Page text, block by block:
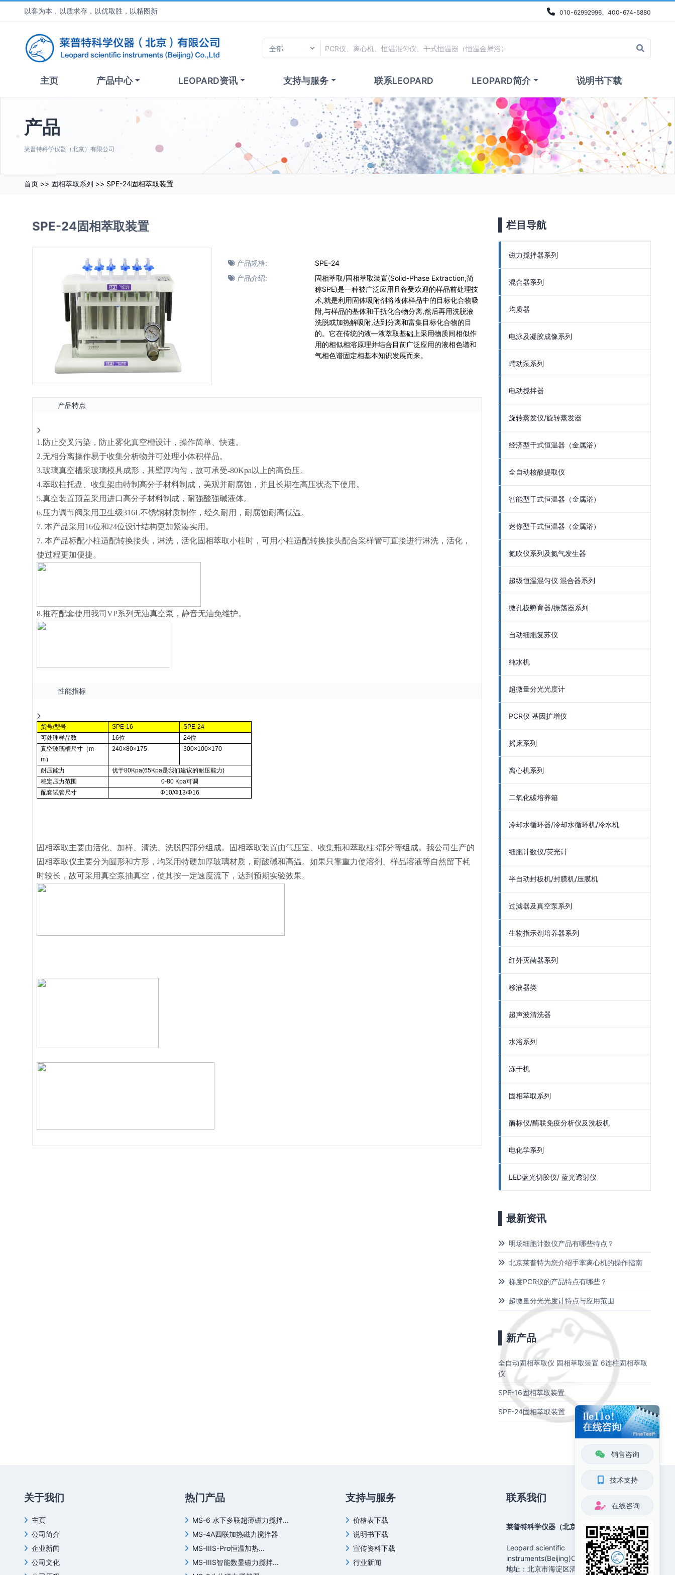
销售咨询
技术支持
在线咨询
以客为本，以质求存，以优取胜，以精图新 010-62992996、400-674-5880
主页 产品中心 LEOPARD资讯 支持与服务 联系LEOPARD LEOPARD简介 说明书下载
产品
莱普特科学仪器（北京）有限公司
首页 >> 固相萃取系列 >> SPE-24固相萃取装置
SPE-24固相萃取装置
产品规格:
SPE-24
产品介绍:
固相萃取/固相萃取装置(Solid-Phase Extraction,简
称SPE)是一种被广泛应用且备受欢迎的样品前处理技
术,就是利用固体吸附剂将液体样品中的目标化合物吸
附,与样品的基体和干扰化合物分离,然后再用洗脱液
洗脱或加热解吸附,达到分离和富集目标化合物的目
的。它在传统的液—液萃取基础上采用物质间相似作
用的相似相溶原理并结合目前广泛应用的液相色谱和
气相色谱固定相基本知识发展而来。
产品特点
1.防止交叉污染，防止雾化真空槽设计，操作简单、快速。
2.无相分离操作易于收集分析物并可处理小体积样品。
3.玻璃真空槽采玻璃模具成形，其壁厚均匀，故可承受-80Kpa以上的高负压。
4.萃取柱托盘、收集架由特制高分子材料制成，美观并耐腐蚀，并且长期在高压状态下使用。
5.真空装置顶盖采用进口高分子材料制成，耐强酸强碱液体。
6.压力调节阀采用卫生级316L不锈钢材质制作，经久耐用，耐腐蚀耐高低温。
7. 本产品采用16位和24位设计结构更加紧凑实用。
7. 本产品标配小柱适配转换接头，淋洗，活化固相萃取小柱时，可用小柱适配转换接头配合采样管可直接进行淋洗，活化，
使过程更加便捷。
8.推荐配套使用我司VP系列无油真空泵，静音无油免维护。
性能指标
货号/型号 SPE-16
SPE-24
可处理样品数
16位 24位
真空玻璃槽尺寸（m
m）
240×80×175 300×100×170
耐压能力 优于80Kpa(65Kpa是我们建议的耐压能力)
稳定压力范围
0-80 Kpa可调
配套试管尺寸
Φ10/Φ13/Φ16
固相萃取主要由活化、加样、清洗、洗脱四部分组成。固相萃取装置由气压室、收集瓶和萃取柱3部分等组成。我公司生产的
固相萃取仪主要分为圆形和方形，均采用特硬加厚玻璃材质，耐酸碱和高温。如果只靠重力使溶剂、样品溶液等自然留下耗
时较长，故可采用真空泵抽真空，使其按一定速度流下，达到预期实验效果。
栏目导航
磁力搅拌器系列
混合器系列
均质器
电泳及凝胶成像系列
蠕动泵系列
电动搅拌器
旋转蒸发仪/旋转蒸发器
经济型干式恒温器（金属浴）
全自动核酸提取仪
智能型干式恒温器（金属浴）
迷你型干式恒温器（金属浴）
氮吹仪系列及氮气发生器
超级恒温混匀仪 混合器系列
微孔板孵育器/振荡器系列
自动细胞复苏仪
纯水机
超微量分光光度计
PCR仪 基因扩增仪
摇床系列
离心机系列
二氧化碳培养箱
冷却水循环器/冷却水循环机/冷水机
细胞计数仪/荧光计
半自动封板机/封膜机/压膜机
过滤器及真空泵系列
生物指示剂培养器系列
红外灭菌器系列
移液器类
超声波清洗器
水浴系列
冻干机
固相萃取系列
酶标仪/酶联免疫分析仪及洗板机
电化学系列
LED蓝光切胶仪/ 蓝光透射仪
最新资讯
明场细胞计数仪产品有哪些特点？
北京莱普特为您介绍手掌离心机的操作指南
梯度PCR仪的产品特点有哪些？
超微量分光光度计特点与应用范围
新产品
全自动固相萃取仪 固相萃取装置 6连柱固相萃取
仪
SPE-16固相萃取装置
SPE-24固相萃取装置
关于我们
主页
公司简介
企业新闻
公司文化
热门产品
MS-6 水下多联超薄磁力搅拌...
MS-4A四联加热磁力搅拌器
MS-IIIS-Pro恒温加热...
MS-IIIS智能数显磁力搅拌...
支持与服务
价格表下载
说明书下载
宣传资料下载
行业新闻
联系我们
莱普特科学仪器（北京）有限公司
Leopard scientific
instruments(Beijing)Co.,Ltd.
地址：北京市海淀区清河镇（总部）